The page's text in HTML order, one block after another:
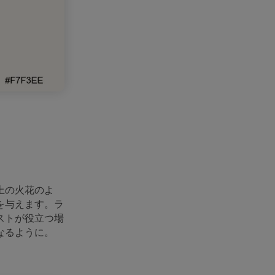
火花のよ
与えます。ラ
トが役立つ場
ように。